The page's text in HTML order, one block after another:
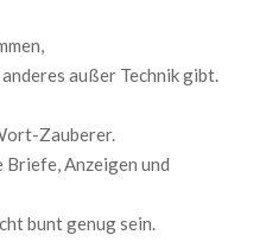
außer Technik gibt.
Zauberer.
Anzeigen und
bunt genug sein.